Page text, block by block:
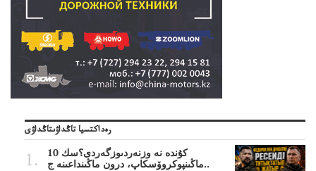
رەداكتسيا تاڭداۋىتاڭداۋى
10 كۇندە نە وزنەردىوزگەردى؟سك
ماڭىنپوكروۆسكاپ، درون ماڭىنداعىنە ج..